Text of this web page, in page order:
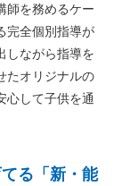
師を務めるケー
完全個別指導が
しながら指導を
たオリジナルの
心して子供を通
る「新・能